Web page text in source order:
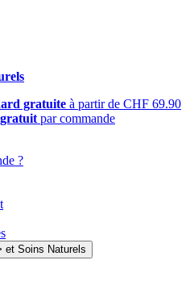
gratuite à partir de CHF 69.90
par commande
?